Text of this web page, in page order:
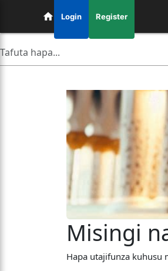
Login Register
Hapa utajifunza kuhusu